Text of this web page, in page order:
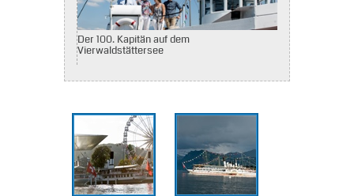
Der 100. Kapitän auf dem
Vierwaldstättersee